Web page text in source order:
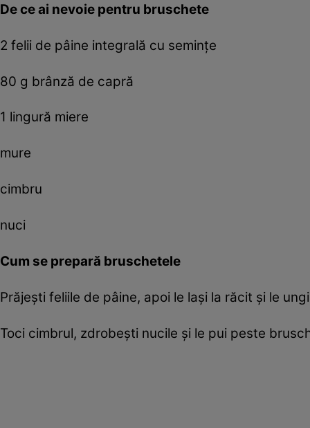
De ce ai nevoie pentru bruschete
2 felii de pâine integrală cu seminţe
80 g brânză de capră
1 lingură miere
mure
cimbru
nuci
Cum se prepară bruschetele
Prăjeşti feliile de pâine, apoi le laşi la răcit şi le
Toci cimbrul, zdrobeşti nucile şi le pui peste